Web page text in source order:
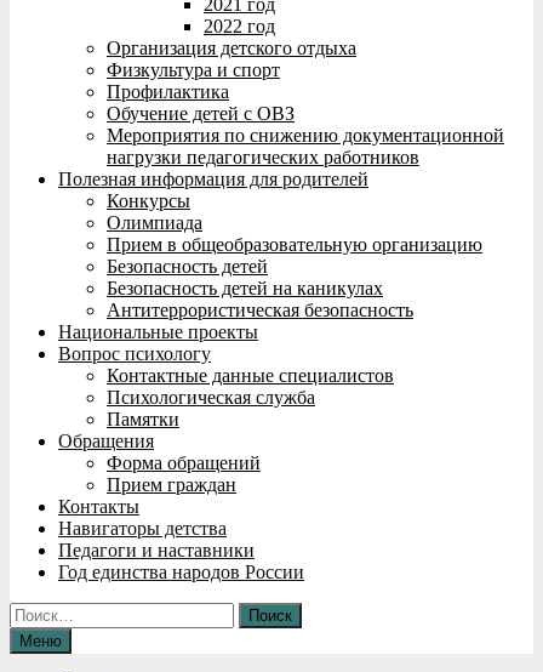
2021 год
2022 год
Организация детского отдыха
Физкультура и спорт
Профилактика
Обучение детей с ОВЗ
Мероприятия по снижению документационной
нагрузки педагогических работников
Полезная информация для родителей
Конкурсы
Олимпиада
Прием в общеобразовательную организацию
Безопасность детей
Безопасность детей на каникулах
Антитеррористическая безопасность
Национальные проекты
Вопрос психологу
Контактные данные специалистов
Психологическая служба
Памятки
Обращения
Форма обращений
Прием граждан
Контакты
Навигаторы детства
Педагоги и наставники
Год единства народов России
Найти:
Меню